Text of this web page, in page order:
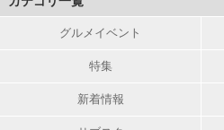
グルメイベント
特集
新着情報